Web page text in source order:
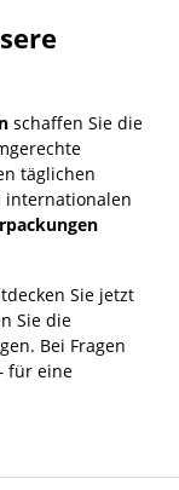
schaffen Sie die
täglichen
internationalen
Sie jetzt
Sie die
Bei Fragen
für eine